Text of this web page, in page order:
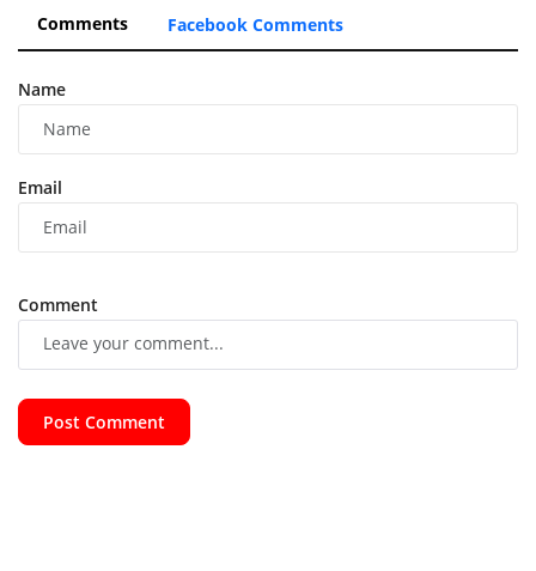
Comments Facebook Comments
Name
Email
Comment
Post Comment